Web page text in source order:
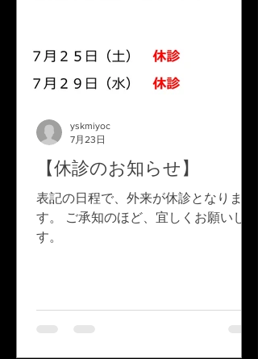
【休診のお知らせ】
表記の日程で、外来が休診となりま
す。 ご承知のほど、宜しくお願いしま
す。
yskmiyoc
7月23日